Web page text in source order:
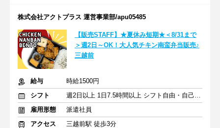
株式会社アクトプラス 運営事業部/apu05485
【販売STAFF】★夏休み短期★＜8/31まで
＞週2日～OK！大人気チキン南蛮弁当販売♪
三越前
給与
時給1500円
シフト
週2日以上 1日7.5時間以上 シフト自由・自己申告
雇用形態
派遣社員
アクセス
三越前駅 徒歩3分